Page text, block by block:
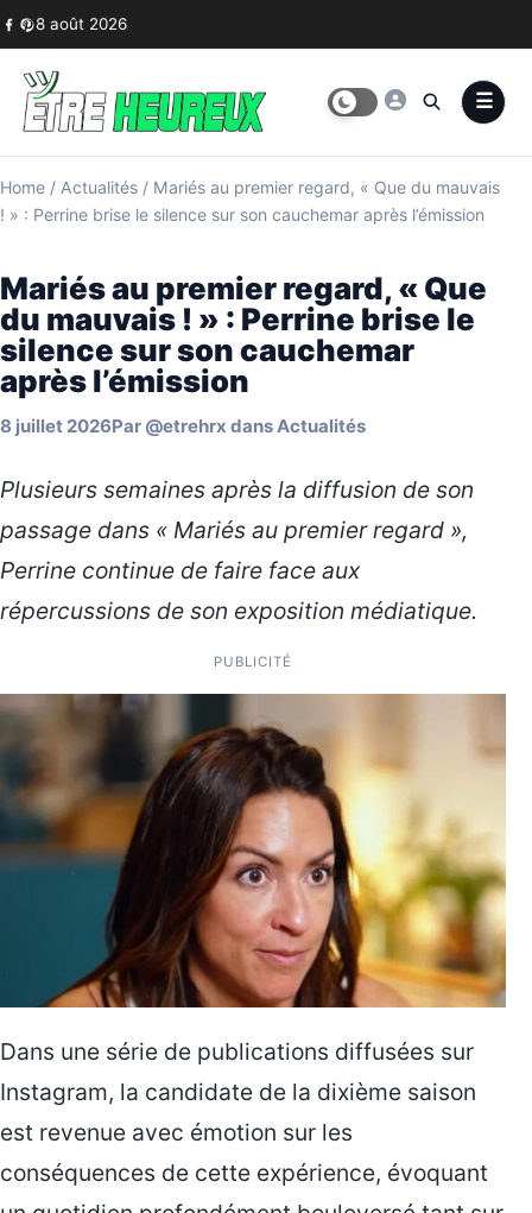
Skip to content
8 août 2026
Home / Actualités / Mariés au premier regard, « Que du mauvais
! » : Perrine brise le silence sur son cauchemar après l’émission
Mariés au premier regard, « Que
du mauvais ! » : Perrine brise le
silence sur son cauchemar
après l’émission
8 juillet 2026Par @etrehrx dansActualités
Plusieurs semaines après la diffusion de son
passage dans « Mariés au premier regard »,
Perrine continue de faire face aux
répercussions de son exposition médiatique.
PUBLICITÉ
Dans une série de publications diffusées sur
Instagram, la candidate de la dixième saison
est revenue avec émotion sur les
conséquences de cette expérience, évoquant